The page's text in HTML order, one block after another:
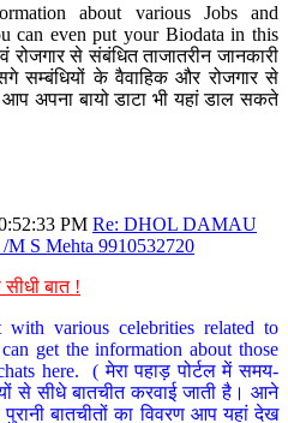
about various Jobs and
can even put your Biodata in this
से संबंधित ताजातरीन जानकारी
सम्बंधियों के वैवाहिक और रोजगार से
अपना बायो डाटा भी यहां डाल सकते
PM Re: DHOL DAMAU
/M S Mehta 9910532720
बात !
with various celebrities related to
get the information about those
here. ( मेरा पहाड़ पोर्टल में समय-
से सीधे बातचीत करवाई जाती है। आने
बातचीतों का विवरण आप यहां देख